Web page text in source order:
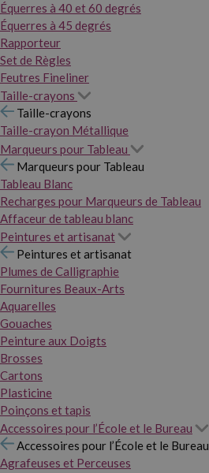
Équerres à 40 et 60 degrés
Équerres à 45 degrés
Rapporteur
Set de Règles
Feutres Fineliner
Taille-crayons
Taille-crayons
Taille-crayon Métallique
Marqueurs pour Tableau
Marqueurs pour Tableau
Tableau Blanc
Recharges pour Marqueurs de Tableau
Affaceur de tableau blanc
Peintures et artisanat
Peintures et artisanat
Plumes de Calligraphie
Fournitures Beaux-Arts
Aquarelles
Gouaches
Peinture aux Doigts
Brosses
Cartons
Plasticine
Poinçons et tapis
Accessoires pour l’École et le Bureau
Accessoires pour l’École et le Bureau
Agrafeuses et Perceuses